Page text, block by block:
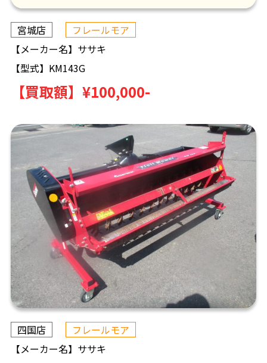
宮城店
フレールモア
【メーカー名】 ササキ
【型式】 KM143G
【買取額】 ¥100,000-
四国店
フレールモア
【メーカー名】 ササキ